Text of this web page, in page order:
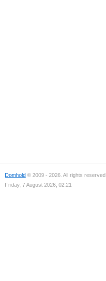
Domhold © 2009 - 2026. All rights reserved.
Friday, 7 August 2026, 02:21